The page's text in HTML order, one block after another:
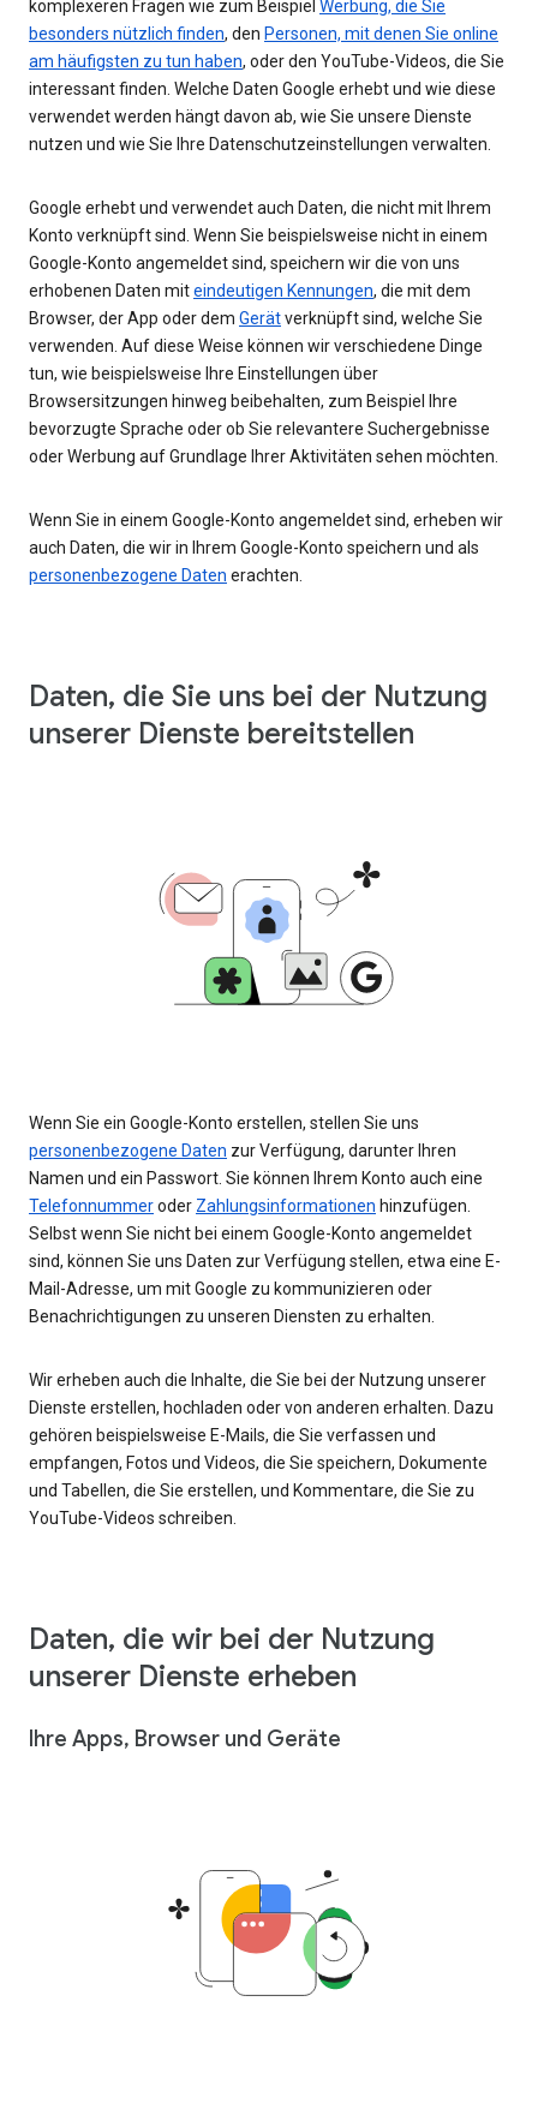
komplexeren Fragen wie zum Beispiel Werbung, die Sie
besonders nützlich finden, den Personen, mit denen Sie online
am häufigsten zu tun haben, oder den YouTube-Videos, die Sie
interessant finden. Welche Daten Google erhebt und wie diese
verwendet werden hängt davon ab, wie Sie unsere Dienste
nutzen und wie Sie Ihre Datenschutzeinstellungen verwalten.
Google erhebt und verwendet auch Daten, die nicht mit Ihrem
Konto verknüpft sind. Wenn Sie beispielsweise nicht in einem
Google-Konto angemeldet sind, speichern wir die von uns
erhobenen Daten miteindeutigen Kennungen, die mit dem
Browser, der App oder dem Gerätverknüpft sind, welche Sie
verwenden. Auf diese Weise können wir verschiedene Dinge
tun, wie beispielsweise Ihre Einstellungen über
Browsersitzungen hinweg beibehalten, zum Beispiel Ihre
bevorzugte Sprache oder ob Sie relevantere Suchergebnisse
oder Werbung auf Grundlage Ihrer Aktivitäten sehen möchten.
Wenn Sie in einem Google-Konto angemeldet sind, erheben wir
auch Daten, die wir in Ihrem Google-Konto speichern und als
personenbezogene Daten erachten.
Daten, die Sie uns bei der Nutzung
unserer Dienste bereitstellen
Wenn Sie ein Google-Konto erstellen, stellen Sie uns
personenbezogene Daten zur Verfügung, darunter Ihren
Namen und ein Passwort. Sie können Ihrem Konto auch eine
Telefonnummeroder Zahlungsinformationen hinzufügen.
Selbst wenn Sie nicht bei einem Google-Konto angemeldet
sind, können Sie uns Daten zur Verfügung stellen, etwa eine E-
Mail-Adresse, um mit Google zu kommunizieren oder
Benachrichtigungen zu unseren Diensten zu erhalten.
Wir erheben auch die Inhalte, die Sie bei der Nutzung unserer
Dienste erstellen, hochladen oder von anderen erhalten. Dazu
gehören beispielsweise E-Mails, die Sie verfassen und
empfangen, Fotos und Videos, die Sie speichern, Dokumente
und Tabellen, die Sie erstellen, und Kommentare, die Sie zu
YouTube-Videos schreiben.
Daten, die wir bei der Nutzung
unserer Dienste erheben
Ihre Apps, Browser und Geräte